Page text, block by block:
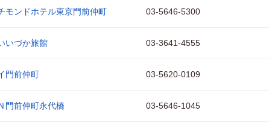
モンドホテル東京門前仲町 03-5646-5300
いづか旅館 03-3641-4555
門前仲町 03-5620-0109
門前仲町永代橋 03-5646-1045